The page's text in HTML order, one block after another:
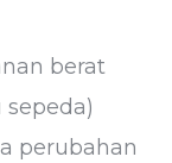
berat
perubahan